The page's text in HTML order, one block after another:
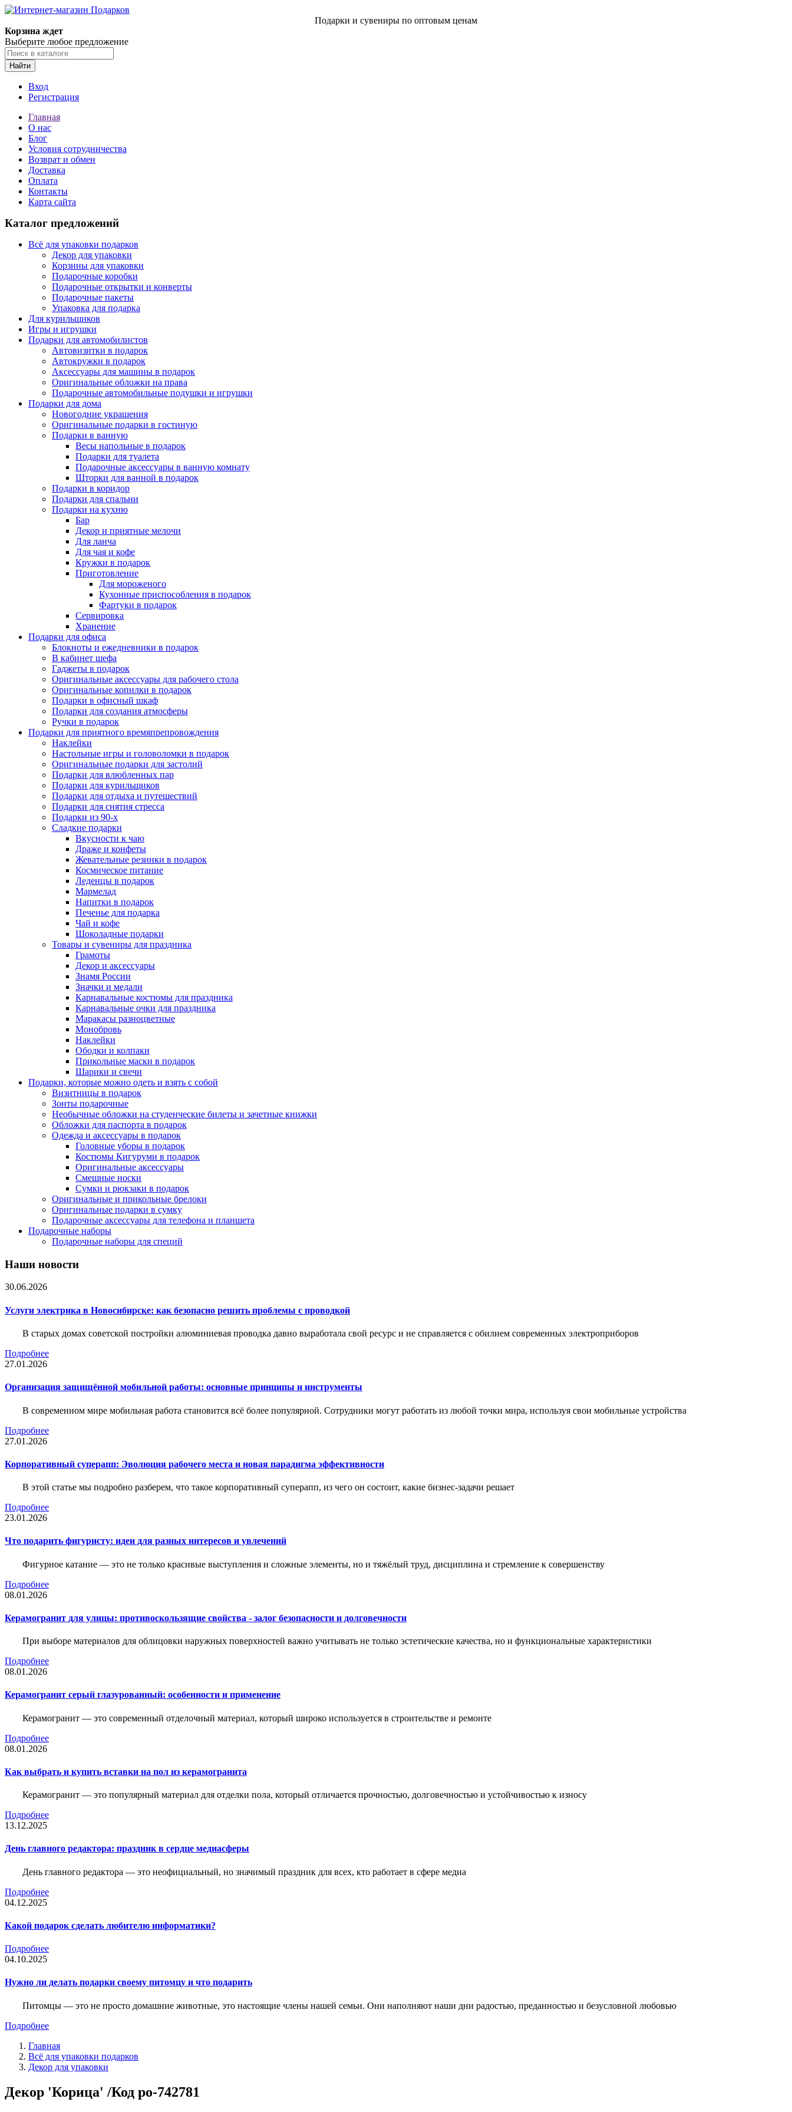
Подарки и сувениры по оптовым ценам
Корзина ждет
Выберите любое предложение
Найти
Вход
Регистрация
Главная
О нас
Блог
Условия сотрудничества
Возврат и обмен
Доставка
Оплата
Контакты
Карта сайта
Каталог предложений
Всё для упаковки подарков
Декор для упаковки
Корзины для упаковки
Подарочные коробки
Подарочные открытки и конверты
Подарочные пакеты
Упаковка для подарка
Для курильщиков
Игры и игрушки
Подарки для автомобилистов
Автовизитки в подарок
Автокружки в подарок
Аксессуары для машины в подарок
Оригинальные обложки на права
Подарочные автомобильные подушки и игрушки
Подарки для дома
Новогодние украшения
Оригинальные подарки в гостиную
Подарки в ванную
Весы напольные в подарок
Подарки для туалета
Подарочные аксессуары в ванную комнату
Шторки для ванной в подарок
Подарки в коридор
Подарки для спальни
Подарки на кухню
Бар
Декор и приятные мелочи
Для ланча
Для чая и кофе
Кружки в подарок
Приготовление
Для мороженого
Кухонные приспособления в подарок
Фартуки в подарок
Сервировка
Хранение
Подарки для офиса
Блокноты и ежедневники в подарок
В кабинет шефа
Гаджеты в подарок
Оригинальные аксессуары для рабочего стола
Оригинальные копилки в подарок
Подарки в офисный шкаф
Подарки для создания атмосферы
Ручки в подарок
Подарки для приятного времяпрепровождения
Наклейки
Настольные игры и головоломки в подарок
Оригинальные подарки для застолий
Подарки для влюбленных пар
Подарки для курильщиков
Подарки для отдыха и путешествий
Подарки для снятия стресса
Подарки из 90-х
Сладкие подарки
Вкусности к чаю
Драже и конфеты
Жевательные резинки в подарок
Космическое питание
Леденцы в подарок
Мармелад
Напитки в подарок
Печенье для подарка
Чай и кофе
Шоколадные подарки
Товары и сувениры для праздника
Грамоты
Декор и аксессуары
Знамя России
Значки и медали
Карнавальные костюмы для праздника
Карнавальные очки для праздника
Маракасы разноцветные
Монобровь
Наклейки
Ободки и колпаки
Прикольные маски в подарок
Шарики и свечи
Подарки, которые можно одеть и взять с собой
Визитницы в подарок
Зонты подарочные
Необычные обложки на студенческие билеты и зачетные книжки
Обложки для паспорта в подарок
Одежда и аксессуары в подарок
Головные уборы в подарок
Костюмы Кигуруми в подарок
Оригинальные аксессуары
Смешные носки
Сумки и рюкзаки в подарок
Оригинальные и прикольные брелоки
Оригинальные подарки в сумку
Подарочные аксессуары для телефона и планшета
Подарочные наборы
Подарочные наборы для специй
Наши новости
30.06.2026
Услуги электрика в Новосибирске: как безопасно решить проблемы с проводкой
В старых домах советской постройки алюминиевая проводка давно выработала свой ресурс и не справляется с обилием современных электроприборов
Подробнее
27.01.2026
Организация защищённой мобильной работы: основные принципы и инструменты
В современном мире мобильная работа становится всё более популярной. Сотрудники могут работать из любой точки мира, используя свои мобильные устройства
Подробнее
27.01.2026
Корпоративный суперапп: Эволюция рабочего места и новая парадигма эффективности
В этой статье мы подробно разберем, что такое корпоративный суперапп, из чего он состоит, какие бизнес-задачи решает
Подробнее
23.01.2026
Что подарить фигуристу: идеи для разных интересов и увлечений
Фигурное катание — это не только красивые выступления и сложные элементы, но и тяжёлый труд, дисциплина и стремление к совершенству
Подробнее
08.01.2026
Керамогранит для улицы: противоскользящие свойства - залог безопасности и долговечности
При выборе материалов для облицовки наружных поверхностей важно учитывать не только эстетические качества, но и функциональные характеристики
Подробнее
08.01.2026
Керамогранит серый глазурованный: особенности и применение
Керамогранит — это современный отделочный материал, который широко используется в строительстве и ремонте
Подробнее
08.01.2026
Как выбрать и купить вставки на пол из керамогранита
Керамогранит — это популярный материал для отделки пола, который отличается прочностью, долговечностью и устойчивостью к износу
Подробнее
13.12.2025
День главного редактора: праздник в сердце медиасферы
День главного редактора — это неофициальный, но значимый праздник для всех, кто работает в сфере медиа
Подробнее
04.12.2025
Какой подарок сделать любителю информатики?
Подробнее
04.10.2025
Нужно ли делать подарки своему питомцу и что подарить
Питомцы — это не просто домашние животные, это настоящие члены нашей семьи. Они наполняют наши дни радостью, преданностью и безусловной любовью
Подробнее
Главная
Всё для упаковки подарков
Декор для упаковки
Декор 'Корица' /Код po-742781